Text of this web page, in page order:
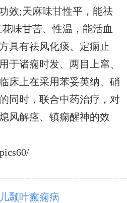
效;天麻味甘性平，能祛
味甘苦、性温，能活血
具有祛风化痰、定痫止
于诸痫时发、两目上窜、
床上在采用苯妥英纳、硝
同时，联合中药治疗，对
风解痉、镇痫醒神的效
颞叶癫痫病